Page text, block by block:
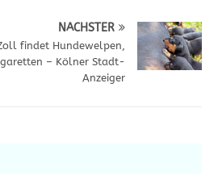
NÄCHSTER
findet Hundewelpen,
– Kölner Stadt-
Anzeiger